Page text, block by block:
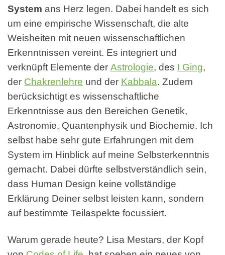
System ans Herz legen. Dabei handelt es sich
um eine empirische Wissenschaft, die alte
Weisheiten mit neuen wissenschaftlichen
Erkenntnissen vereint. Es integriert und
verknüpft Elemente der Astrologie, des I Ging,
der Chakrenlehre und der Kabbala. Zudem
berücksichtigt es wissenschaftliche
Erkenntnisse aus den Bereichen Genetik,
Astronomie, Quantenphysik und Biochemie. Ich
selbst habe sehr gute Erfahrungen mit dem
System im Hinblick auf meine Selbsterkenntnis
gemacht. Dabei dürfte selbstverständlich sein,
dass Human Design keine vollständige
Erklärung Deiner selbst leisten kann, sondern
auf bestimmte Teilaspekte focussiert.
Warum gerade heute? Lisa Mestars, der Kopf